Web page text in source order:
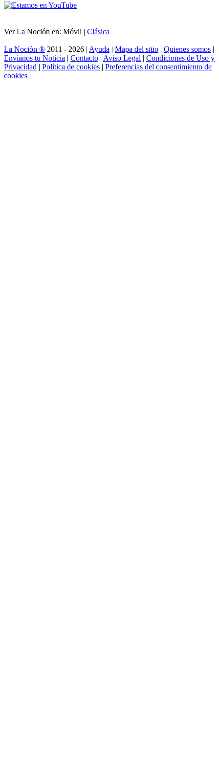
Ver La Noción en: Móvil | Clásica
La Noción ® 2011 - 2026 | Ayuda | Mapa del sitio | Quienes somos |
Envíanos tu Noticia | Contacto | Aviso Legal | Condiciones de Uso y
Privacidad | Política de cookies | Preferencias del consentimiento de
cookies